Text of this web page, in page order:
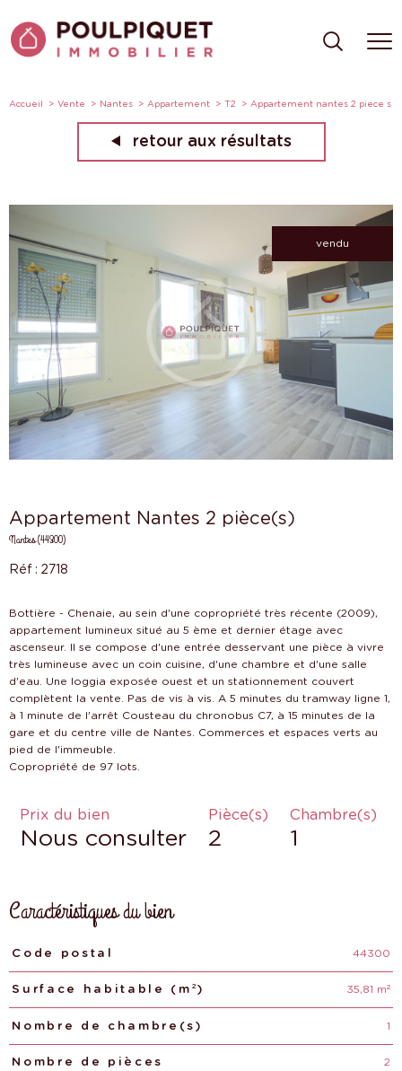
Accueil Vente Nantes Appartement T2 Appartement nantes 2 piece s
retour aux résultats
vendu
Appartement Nantes 2 pièce(s)
Nantes (44300)
Réf : 2718
Bottière - Chenaie, au sein d'une copropriété très récente (2009),
appartement lumineux situé au 5 ème et dernier étage avec
ascenseur. Il se compose d'une entrée desservant une pièce à vivre
très lumineuse avec un coin cuisine, d'une chambre et d'une salle
d'eau. Une loggia exposée ouest et un stationnement couvert
complètent la vente. Pas de vis à vis. A 5 minutes du tramway ligne 1,
à 1 minute de l'arrêt Cousteau du chronobus C7, à 15 minutes de la
gare et du centre ville de Nantes. Commerces et espaces verts au
pied de l'immeuble.
Prix du bien
Nous consulter
Pièce(s)
2
Chambre(s)
1
Caractéristiques du bien
Caractéristiques Valeurs
Code postal 44300
Surface habitable (m²) 35,81 m²
Nombre de chambre(s) 1
Nombre de pièces 2